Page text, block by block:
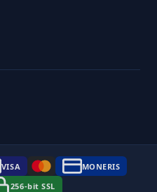
VISA MONERIS
256-bit SSL